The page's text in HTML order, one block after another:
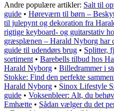
Andre populære artikler: Salt til
guide • Høreværn til børn –
til julepynt og dekoration fra
rigtige keyboard- og guitarstativ
græsplænen – Harald Nyborg har
guide til udendørs brug • Splitter,
sortiment • Barebells tilbud hos
Harald Nyborg • Billedrammer i
Stokke: Find den perfekte
Harald Nyborg • Sinox Lifestyle
guide • Voksenbleer: Alt, du
Emhætte • Sådan vælger du det